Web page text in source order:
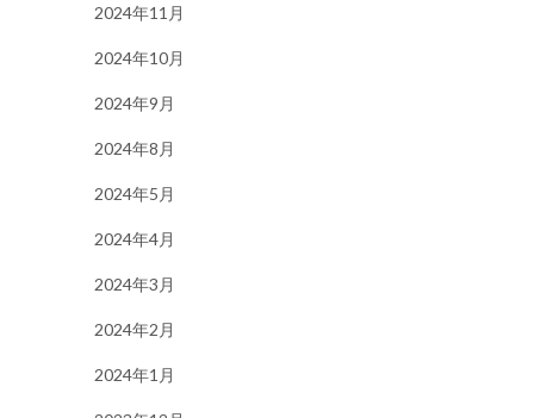
2024年11月
2024年10月
2024年9月
2024年8月
2024年5月
2024年4月
2024年3月
2024年2月
2024年1月